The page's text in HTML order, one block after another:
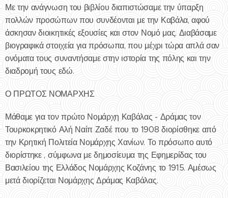
Με την ανάγνωση του βιβλίου διαπιστώσαμε την ύπαρξη
πολλών προσώπων που συνδέονται με την Καβάλα, αφού
άσκησαν διοικητικές εξουσίες και στον Νομό μας. Διαβάσαμε
βιογραφικά στοιχεία για πρόσωπα, που μέχρι τώρα απλά σαν
ονόματα τους συναντήσαμε στην ιστορία της πόλης και την
διαδρομή τους εδώ.
Ο ΠΡΩΤΟΣ ΝΟΜΑΡΧΗΣ
Μάθαμε για τον πρώτο Νομάρχη Καβάλας - Δράμας τον
Τουρκοκρητικό Αλή Ναίπ Ζαδέ που το 1908 διορίσθηκε από
την Κρητική Πολιτεία Νομάρχης Χανίων. Το πρόσωπο αυτό
διορίστηκε , σύμφωνα με δημοσίευμα της Εφημερίδας του
Βασιλείου της Ελλάδος Νομάρχης Κοζάνης το 1915. Αμέσως
μετά διορίζεται Νομάρχης Δράμας Καβάλας.